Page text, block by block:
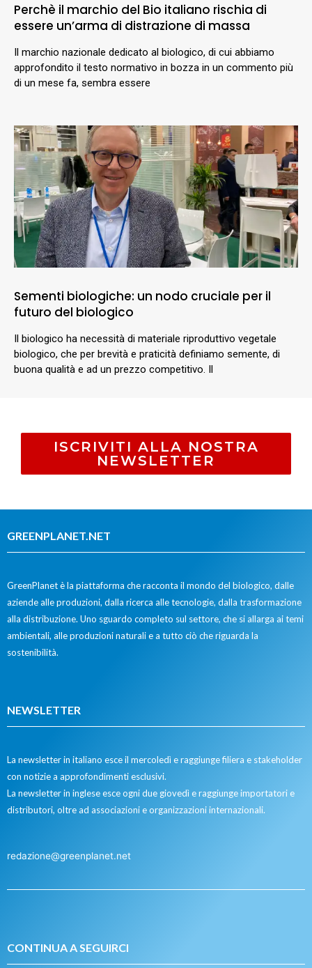
Perchè il marchio del Bio italiano rischia di
essere un’arma di distrazione di massa
Il marchio nazionale dedicato al biologico, di cui abbiamo
approfondito il testo normativo in bozza in un commento più
di un mese fa, sembra essere
Sementi biologiche: un nodo cruciale per il
futuro del biologico
Il biologico ha necessità di materiale riproduttivo vegetale
biologico, che per brevità e praticità definiamo semente, di
buona qualità e ad un prezzo competitivo. Il
ISCRIVITI ALLA NOSTRA
NEWSLETTER
GREENPLANET.NET
GreenPlanet è la piattaforma che racconta il mondo del biologico, dalle
aziende alle produzioni, dalla ricerca alle tecnologie, dalla trasformazione
alla distribuzione. Uno sguardo completo sul settore, che si allarga ai temi
ambientali, alle produzioni naturali e a tutto ciò che riguarda la
sostenibilità.
NEWSLETTER
La newsletter in italiano esce il mercoledì e raggiunge filiera e stakeholder
con notizie a approfondimenti esclusivi.
La newsletter in inglese esce ogni due giovedì e raggiunge importatori e
distributori, oltre ad associazioni e organizzazioni internazionali.
redazione@greenplanet.net
CONTINUA A SEGUIRCI